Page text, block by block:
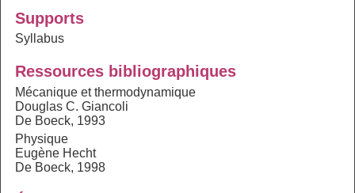
Supports
Syllabus
Ressources bibliographiques
Mécanique et thermodynamique
Douglas C. Giancoli
De Boeck, 1993
Physique
Eugène Hecht
De Boeck, 1998